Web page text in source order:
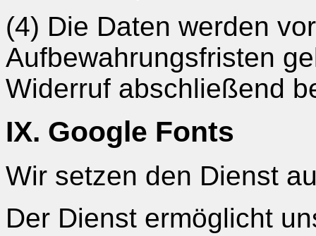
(4) Die Daten werden
Aufbewahrungsfristen
Widerruf abschließend
IX. Google Fonts
Wir setzen den Dienst
Der Dienst ermöglicht